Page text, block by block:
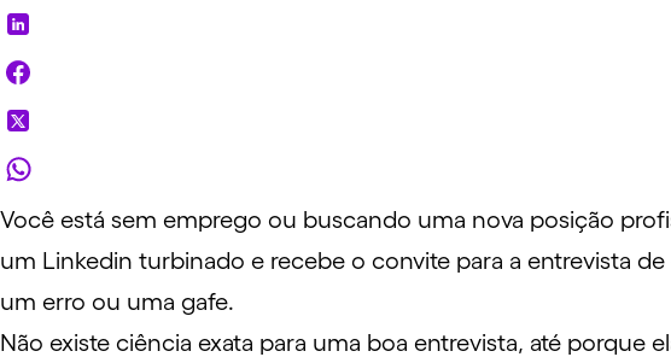
Você está sem emprego ou buscando uma nova posição
um Linkedin turbinado e recebe o convite para a entrevista
um erro ou uma gafe.
Não existe ciência exata para uma boa entrevista, até porque